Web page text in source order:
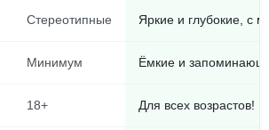
Стереотипные Яркие и глубокие, с
Минимум Ёмкие и
18+ Для всех возрастов!